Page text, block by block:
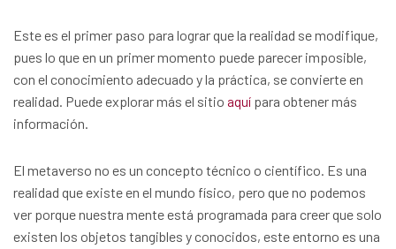
Este es el primer paso para lograr que la realidad se modifique,
pues lo que en un primer momento puede parecer imposible,
con el conocimiento adecuado y la práctica, se convierte en
realidad. Puede explorar más el sitio aquí para obtener más
información.
El metaverso no es un concepto técnico o científico. Es una
realidad que existe en el mundo físico, pero que no podemos
ver porque nuestra mente está programada para creer que solo
existen los objetos tangibles y conocidos, este entorno es una